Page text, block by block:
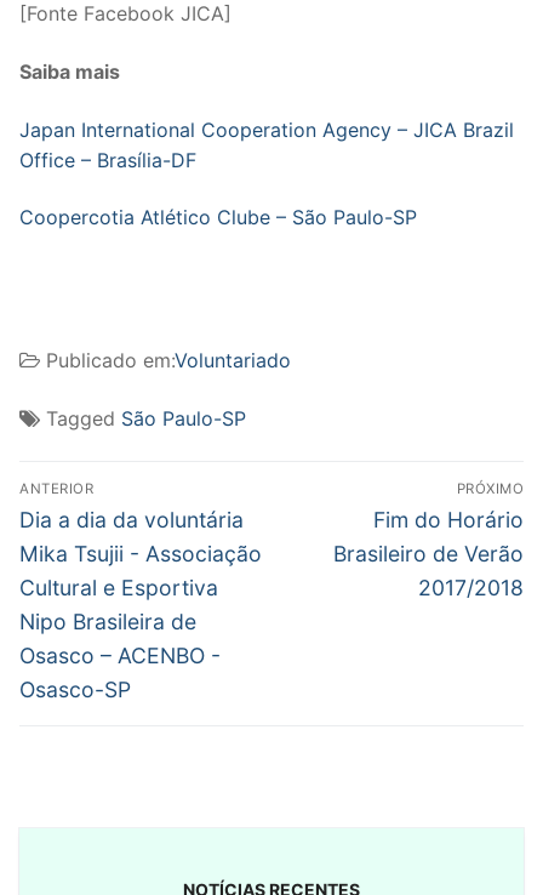
[Fonte Facebook JICA]
Saiba mais
Japan International Cooperation Agency – JICA Brazil
Office – Brasília-DF
Coopercotia Atlético Clube – São Paulo-SP
Publicado em:Voluntariado
Tagged São Paulo-SP
Navegação
de
Post
ANTERIOR
Post
anterior:
Dia a dia da voluntária
Mika Tsujii - Associação
Cultural e Esportiva
Nipo Brasileira de
Osasco – ACENBO -
Osasco-SP
PRÓXIMO
Próximo
post:
Fim do Horário
Brasileiro de Verão
2017/2018
NOTÍCIAS RECENTES